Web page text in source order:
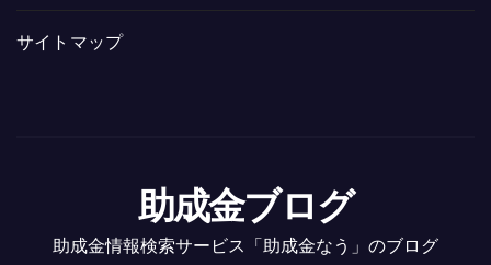
サイトマップ
助成金ブログ
助成金情報検索サービス「助成金なう」のブログ